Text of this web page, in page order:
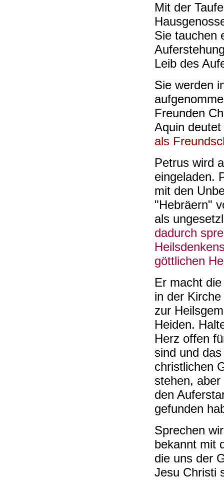
Mit der
Sie tauchen
Leib des
Sie werden
Freunden
Aquin deutet
als
Petrus wird
eingeladen.
mit den
"Hebräern"
als
dadurch
göttlichen
Er macht
in der
zur
Heiden.
Herz offen
sind und
christlichen
stehen,
den
gefunden
Sprechen
bekannt mit
die uns der
Jesu Christi